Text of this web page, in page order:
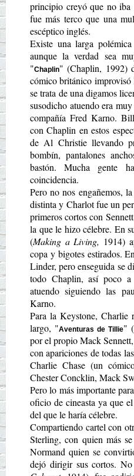
principio creyó que no iba
fue más terco que una
escéptico inglés.
Existe una larga
aunque la verdad sea
"Chaplin" (Chaplin, 1992)
cómico británico improvisó
se trata de una digamos
susodicho atuendo era
compañía Fred Karno.
con Chaplin en estos
de Al Christie llevando
bombín, pantalones
bastón. Mucha gente
coincidencia.
Pero no nos engañemos,
distinta y Charlot fue un
primeros cortos con
la que le hizo célebre. En
(Making a Living, 1914)
copa y bigotes estirados.
Linder, pero enseguida se
todo Chaplin, así poco
atuendo siguiendo las
Karno.
Para la Keystone,
largo, "Aventuras de Tillie" (
por el propio Mack
con apariciones de todas
Charlie Chase (un
Chester Concklin, Mack
Pero lo más importante
oficio de cineasta ya que
del que le haría célebre.
Compartiendo cartel con
Sterling, con quien más
Normand quien se
dejó dirigir sus cortos.